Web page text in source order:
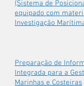
(Sistema de
equipado com
Investigação
Preparação de
Integrada para a
Marinhas e Costeiras